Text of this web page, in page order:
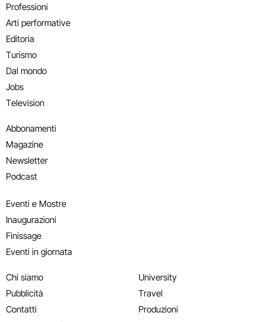
Professioni
Arti performative
Editoria
Turismo
Dal mondo
Jobs
Television
Abbonamenti
Magazine
Newsletter
Podcast
Eventi e Mostre
Inaugurazioni
Finissage
Eventi in giornata
Chi siamo
Pubblicità
Contatti
University
Travel
Produzioni